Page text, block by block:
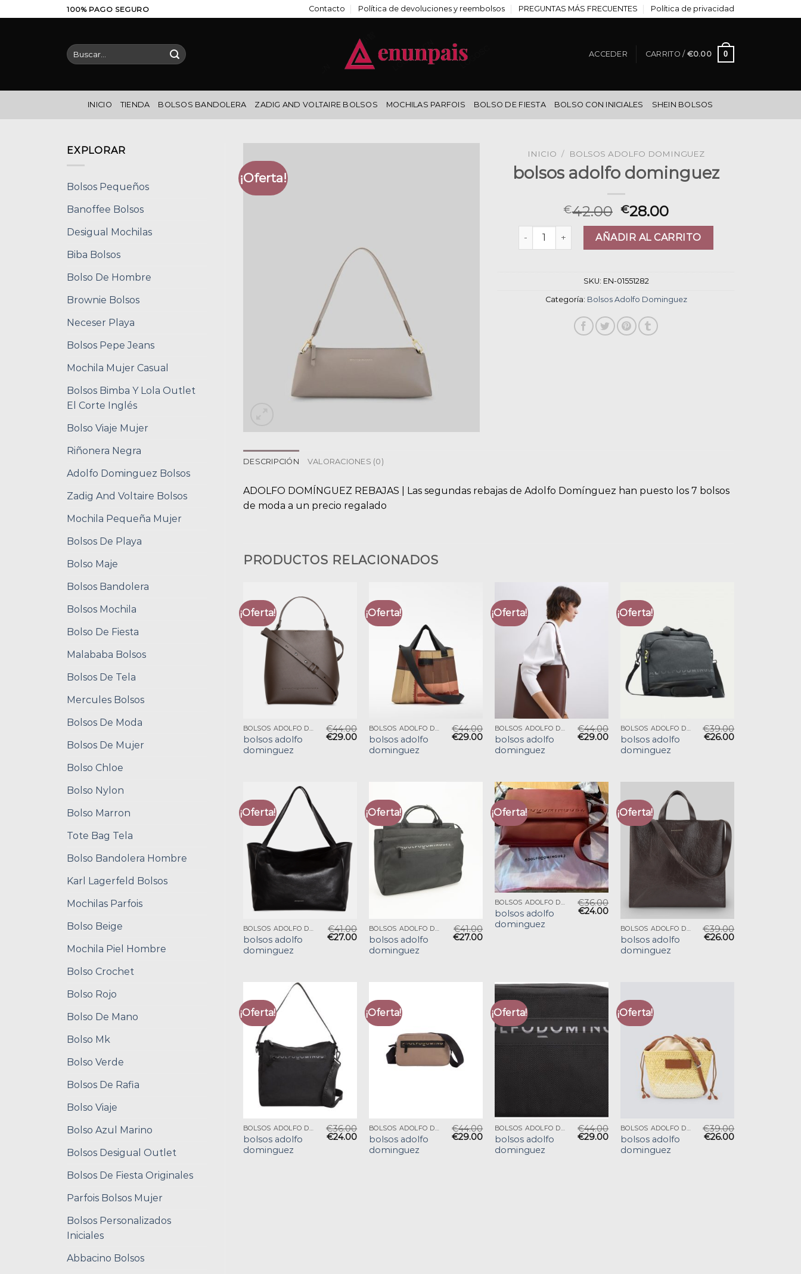
al
100% PAGO SEGURO Contacto Política de devoluciones y reembolsos PREGUNTAS MÁS FRECUENTES Política de privacidad
Buscar
por:
ACCEDER CARRITO / €0.00 0
INICIO TIENDA BOLSOS BANDOLERA ZADIG AND VOLTAIRE BOLSOS MOCHILAS PARFOIS BOLSO DE FIESTA BOLSO CON INICIALES SHEIN BOLSOS
EXPLORAR
Bolsos Pequeños
Banoffee Bolsos
Desigual Mochilas
Biba Bolsos
Bolso De Hombre
Brownie Bolsos
Neceser Playa
Bolsos Pepe Jeans
Mochila Mujer Casual
Bolsos Bimba Y Lola Outlet
El Corte Inglés
Bolso Viaje Mujer
Riñonera Negra
Adolfo Dominguez Bolsos
Zadig And Voltaire Bolsos
Mochila Pequeña Mujer
Bolsos De Playa
Bolso Maje
Bolsos Bandolera
Bolsos Mochila
Bolso De Fiesta
Malababa Bolsos
Bolsos De Tela
Mercules Bolsos
Bolsos De Moda
Bolsos De Mujer
Bolso Chloe
Bolso Nylon
Bolso Marron
Tote Bag Tela
Bolso Bandolera Hombre
Karl Lagerfeld Bolsos
Mochilas Parfois
Bolso Beige
Mochila Piel Hombre
Bolso Crochet
Bolso Rojo
Bolso De Mano
Bolso Mk
Bolso Verde
Bolsos De Rafia
Bolso Viaje
Bolso Azul Marino
Bolsos Desigual Outlet
Bolsos De Fiesta Originales
Parfois Bolsos Mujer
Bolsos Personalizados
Iniciales
Abbacino Bolsos
¡Oferta!
INICIO / BOLSOS ADOLFO DOMINGUEZ
bolsos adolfo dominguez
€42.00 €28.00
bolsos adolfo dominguez cantidad
AÑADIR AL CARRITO
SKU: EN-01551282
Categoría: Bolsos Adolfo Dominguez
DESCRIPCIÓN VALORACIONES (0)
ADOLFO DOMÍNGUEZ REBAJAS | Las segundas rebajas de Adolfo Domínguez han puesto los 7 bolsos
de moda a un precio regalado
PRODUCTOS RELACIONADOS
¡Oferta!
BOLSOS ADOLFO DOMINGUEZ
bolsos adolfo
dominguez
€44.00
€29.00
¡Oferta!
BOLSOS ADOLFO DOMINGUEZ
bolsos adolfo
dominguez
€44.00
€29.00
¡Oferta!
BOLSOS ADOLFO DOMINGUEZ
bolsos adolfo
dominguez
€44.00
€29.00
¡Oferta!
BOLSOS ADOLFO DOMINGUEZ
bolsos adolfo
dominguez
€39.00
€26.00
¡Oferta!
BOLSOS ADOLFO DOMINGUEZ
bolsos adolfo
dominguez
€41.00
€27.00
¡Oferta!
BOLSOS ADOLFO DOMINGUEZ
bolsos adolfo
dominguez
€41.00
€27.00
¡Oferta!
BOLSOS ADOLFO DOMINGUEZ
bolsos adolfo
dominguez
€36.00
€24.00
¡Oferta!
BOLSOS ADOLFO DOMINGUEZ
bolsos adolfo
dominguez
€39.00
€26.00
¡Oferta!
BOLSOS ADOLFO DOMINGUEZ
bolsos adolfo
dominguez
€36.00
€24.00
¡Oferta!
BOLSOS ADOLFO DOMINGUEZ
bolsos adolfo
dominguez
€44.00
€29.00
¡Oferta!
BOLSOS ADOLFO DOMINGUEZ
bolsos adolfo
dominguez
€44.00
€29.00
¡Oferta!
BOLSOS ADOLFO DOMINGUEZ
bolsos adolfo
dominguez
€39.00
€26.00